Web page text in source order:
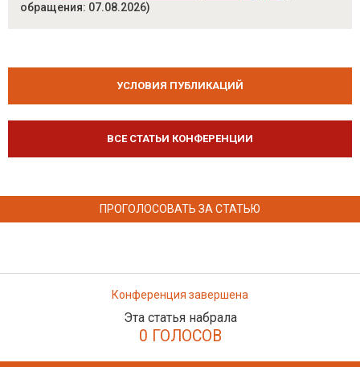
обращения: 07.08.2026)
УСЛОВИЯ ПУБЛИКАЦИЙ
ВСЕ СТАТЬИ КОНФЕРЕНЦИИ
ПРОГОЛОСОВАТЬ ЗА СТАТЬЮ
Конференция завершена
Эта статья набрала
0 ГОЛОСОВ